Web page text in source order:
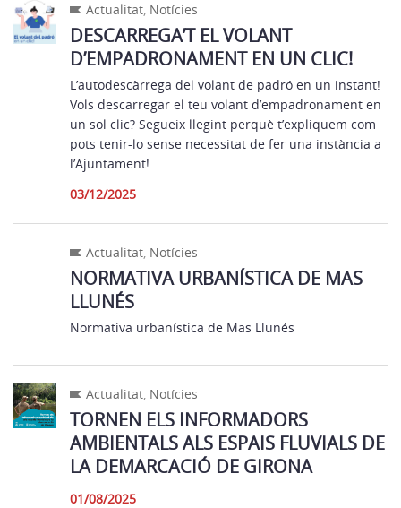
Actualitat, Notícies
DESCARREGA’T EL VOLANT
D’EMPADRONAMENT EN UN CLIC!
L’autodescàrrega del volant de padró en un instant!
Vols descarregar el teu volant d’empadronament en
un sol clic? Segueix llegint perquè t’expliquem com
pots tenir-lo sense necessitat de fer una instància a
l’Ajuntament!
03/12/2025
Actualitat, Notícies
NORMATIVA URBANÍSTICA DE MAS
LLUNÉS
Normativa urbanística de Mas Llunés
Actualitat, Notícies
TORNEN ELS INFORMADORS
AMBIENTALS ALS ESPAIS FLUVIALS DE
LA DEMARCACIÓ DE GIRONA
01/08/2025